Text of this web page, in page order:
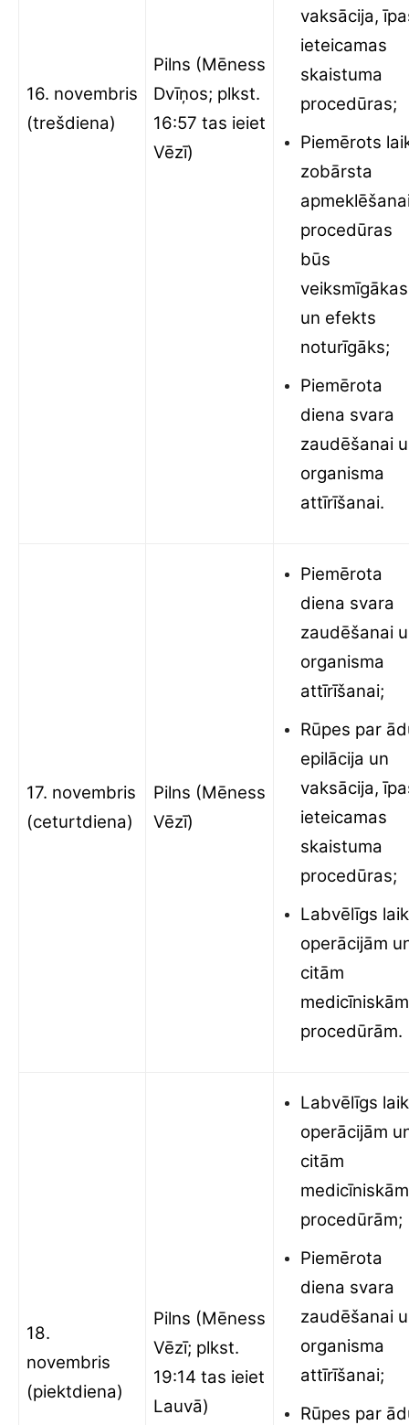
16. novembris
(trešdiena)
Pilns (Mēness
Dvīņos; plkst.
16:57 tas ieiet
Vēzī)
vaksācija,
ieteicamas
skaistuma
procedūras;
Piemērots
zobārsta
procedūras
būs
veiksmīgākas
un efekts
noturīgāks;
Piemērota
diena svara
zaudēšanai
organisma
attīrīšanai.
17. novembris
(ceturtdiena)
Pilns (Mēness
Vēzī)
Piemērota
diena svara
zaudēšanai
organisma
attīrīšanai;
Rūpes par
epilācija un
vaksācija,
ieteicamas
skaistuma
procedūras;
Labvēlīgs
operācijām
citām
medicīniskām
procedūrām.
18.
novembris
(piektdiena)
Pilns (Mēness
Vēzī; plkst.
19:14 tas ieiet
Lauvā)
Labvēlīgs
operācijām
citām
medicīniskām
procedūrām;
Piemērota
diena svara
zaudēšanai
organisma
attīrīšanai;
Rūpes par